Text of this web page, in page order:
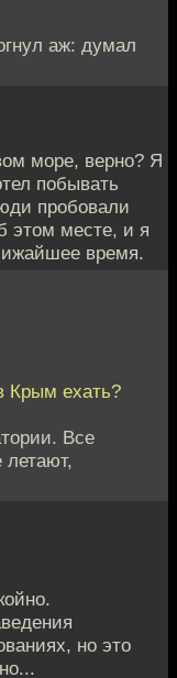
аж: думал
море, верно? Я
побывать
пробовали
этом месте, и я
время.
Крым ехать?
Все
летают,
но это